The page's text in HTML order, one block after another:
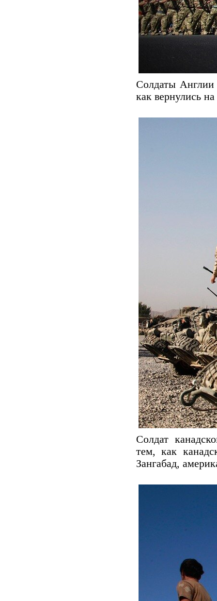
Солдаты Англии
как вернулись
Солдат
тем, как
Зангабад,